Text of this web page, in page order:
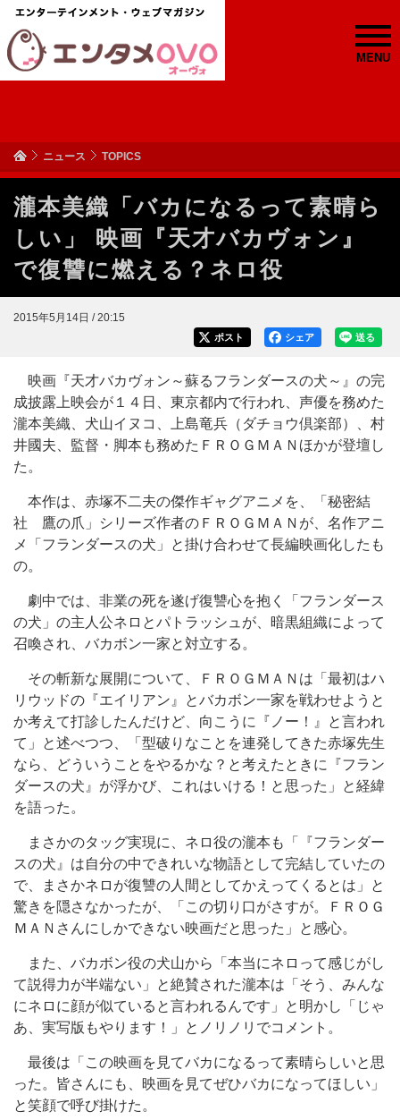
MENU
ニュース TOPICS
瀧本美織「バカになるって素晴ら
しい」 映画『天才バカヴォン』
で復讐に燃える？ネロ役
2015年5月14日 / 20:15
送る
シェア
ポスト
映画『天才バカヴォン～蘇るフランダースの犬～』の完
成披露上映会が１４日、東京都内で行われ、声優を務めた
瀧本美織、犬山イヌコ、上島竜兵（ダチョウ倶楽部）、村
井國夫、監督・脚本も務めたＦＲＯＧＭＡＮほかが登壇し
た。
本作は、赤塚不二夫の傑作ギャグアニメを、「秘密結
社 鷹の爪」シリーズ作者のＦＲＯＧＭＡＮが、名作アニ
メ「フランダースの犬」と掛け合わせて長編映画化したも
の。
劇中では、非業の死を遂げ復讐心を抱く「フランダース
の犬」の主人公ネロとパトラッシュが、暗黒組織によって
召喚され、バカボン一家と対立する。
その斬新な展開について、ＦＲＯＧＭＡＮは「最初はハ
リウッドの『エイリアン』とバカボン一家を戦わせようと
か考えて打診したんだけど、向こうに『ノー！』と言われ
て」と述べつつ、「型破りなことを連発してきた赤塚先生
なら、どういうことをやるかな？と考えたときに『フラン
ダースの犬』が浮かび、これはいける！と思った」と経緯
を語った。
まさかのタッグ実現に、ネロ役の瀧本も「『フランダー
スの犬』は自分の中できれいな物語として完結していたの
で、まさかネロが復讐の人間としてかえってくるとは」と
驚きを隠さなかったが、「この切り口がさすが。ＦＲＯＧ
ＭＡＮさんにしかできない映画だと思った」と感心。
また、バカボン役の犬山から「本当にネロって感じがし
て説得力が半端ない」と絶賛された瀧本は「そう、みんな
にネロに顔が似ていると言われるんです」と明かし「じゃ
あ、実写版もやります！」とノリノリでコメント。
最後は「この映画を見てバカになるって素晴らしいと思
った。皆さんにも、映画を見てぜひバカになってほしい」
と笑顔で呼び掛けた。